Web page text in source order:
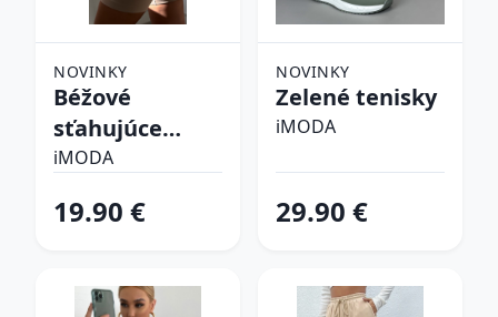
NOVINKY
Béžové
sťahujúce
spodné prádlo
iMODA
19.90 €
NOVINKY
Zelené tenisky
iMODA
29.90 €